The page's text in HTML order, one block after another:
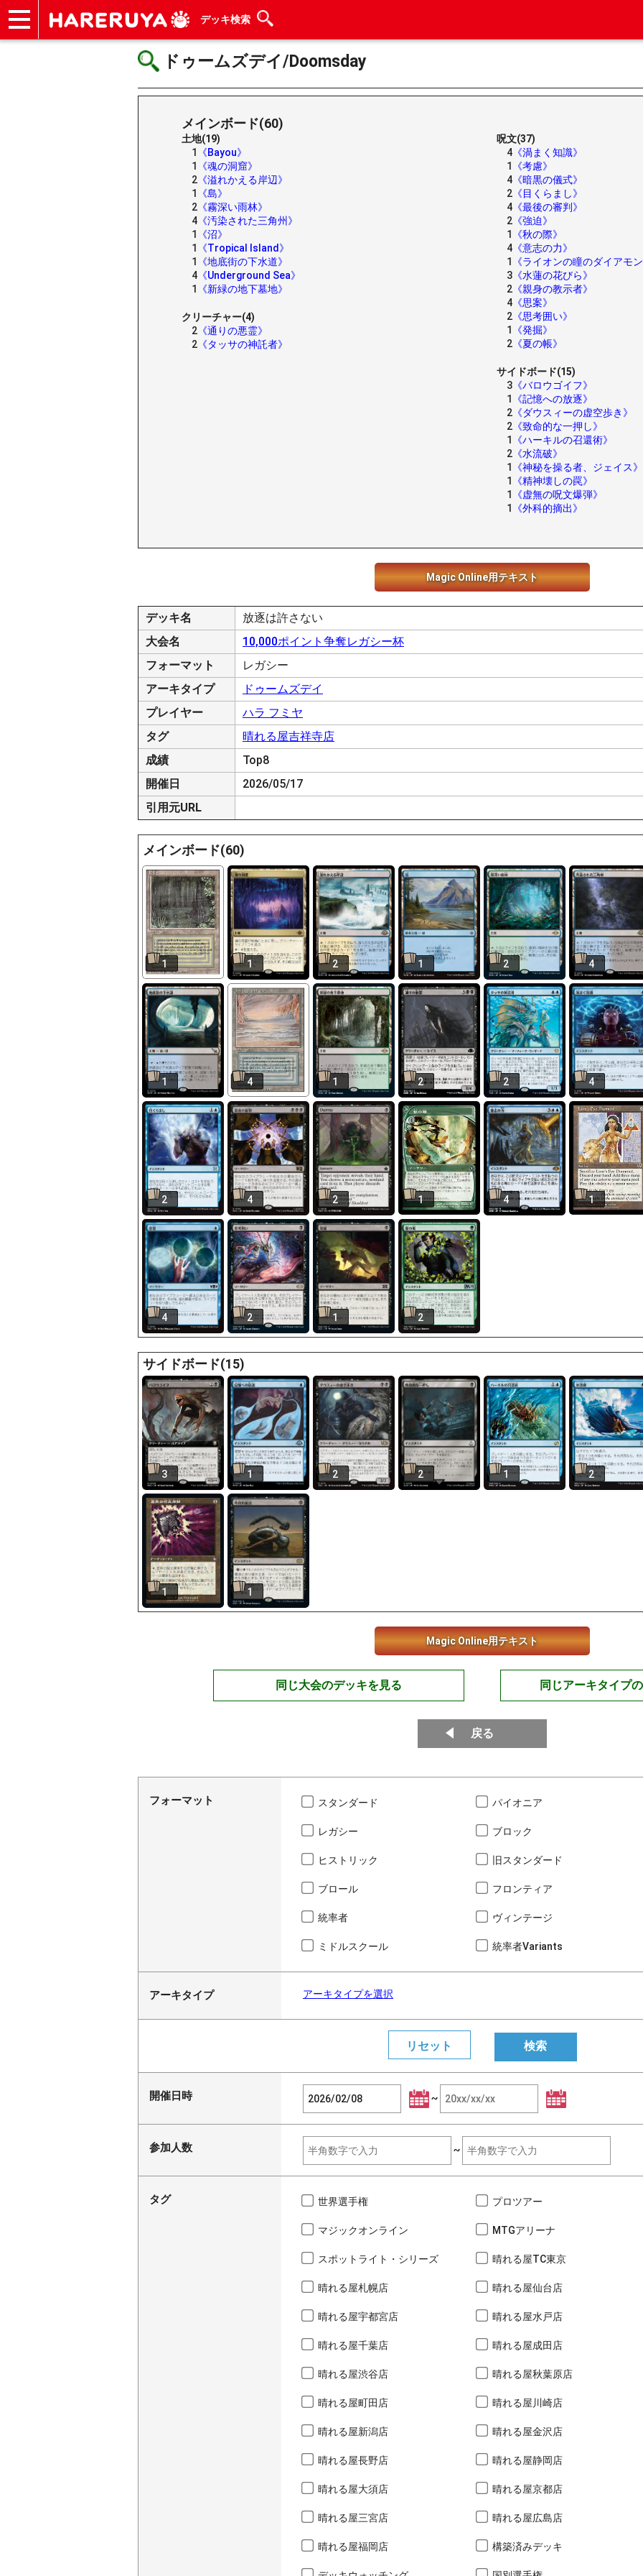
デッキ検索
ドゥームズデイ/Doomsday
メインボード(60)
土地(19)
1
《Bayou》
1
《魂の洞窟》
2 《溢れかえる岸辺》
1
《島》
2 《霧深い雨林》
4 《汚染された三角州》
1
《沼》
1
《Tropical Island》
1
《地底街の下水道》
4 《Underground Sea》
1
《新緑の地下墓地》
クリーチャー(4)
2 《通りの悪霊》
2 《タッサの神託者》
呪文(37)
4 《渦まく知識》
1
《考慮》
4 《暗黒の儀式》
2 《目くらまし》
4 《最後の審判》
2 《強迫》
1
《秋の際》
4 《意志の力》
1
《ライオンの瞳のダイアモ
3 《水蓮の花びら》
2 《親身の教示者》
4 《思案》
2 《思考囲い》
1
《発掘》
2 《夏の帳》
サイドボード(15)
3 《バロウゴイフ》
1
《記憶への放逐》
2 《ダウスィーの虚空歩き》
2 《致命的な一押し》
1
《ハーキルの召還術》
2 《水流破》
1
《神秘を操る者、ジェイス》
1
《精神壊しの罠》
1
《虚無の呪文爆弾》
1
《外科的摘出》
Magic Online用テキスト
デッキ名
放逐は許さない
大会名
10,000ポイント争奪レガシー杯
フォーマット
レガシー
アーキタイプ
ドゥームズデイ
プレイヤー
ハラ フミヤ
タグ
晴れる屋吉祥寺店
成績
Top8
開催日
2026/05/17
引用元URL
メインボード(60)
1 1 2 1 2 4
1 4 1 2 2 4
2 4 2 1 4 1
4 2 1 2
サイドボード(15)
3 1 2 2 1 2
1 1
Magic Online用テキスト
同じ大会のデッキを見る 同じアーキタイプ
戻る
フォーマット スタンダード パイオニア
レガシー ブロック
ヒストリック 旧スタンダード
ブロール フロンティア
統率者 ヴィンテージ
ミドルスクール 統率者Variants
アーキタイプ アーキタイプを選択
開催日時 ~
参加人数 ~
タグ 世界選手権 プロツアー
マジックオンライン MTGアリーナ
スポットライト・シリーズ 晴れる屋TC東京
晴れる屋札幌店 晴れる屋仙台店
晴れる屋宇都宮店 晴れる屋水戸店
晴れる屋千葉店 晴れる屋成田店
晴れる屋渋谷店 晴れる屋秋葉原店
晴れる屋町田店 晴れる屋川崎店
晴れる屋新潟店 晴れる屋金沢店
晴れる屋長野店 晴れる屋静岡店
晴れる屋大須店 晴れる屋京都店
晴れる屋三宮店 晴れる屋広島店
晴れる屋福岡店 構築済みデッキ